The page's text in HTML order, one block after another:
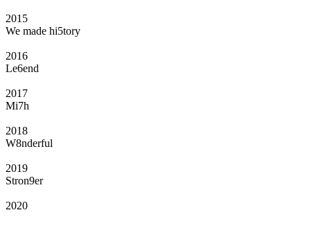
2015
We made hi5tory
2016
Le6end
2017
Mi7h
2018
W8nderful
2019
Stron9er
2020